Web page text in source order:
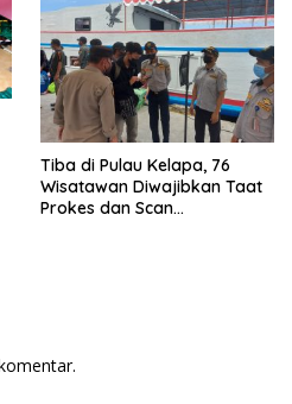
Tiba di Pulau Kelapa, 76
Wisatawan Diwajibkan Taat
Prokes dan Scan